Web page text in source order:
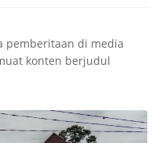
pemberitaan di media
konten berjudul